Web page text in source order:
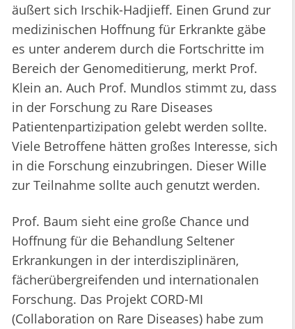
äußert sich Irschik-Hadjieff. Einen Grund zur
medizinischen Hoffnung für Erkrankte gäbe
es unter anderem durch die Fortschritte im
Bereich der Genomeditierung, merkt Prof.
Klein an. Auch Prof. Mundlos stimmt zu, dass
in der Forschung zu Rare Diseases
Patientenpartizipation gelebt werden sollte.
Viele Betroffene hätten großes Interesse, sich
in die Forschung einzubringen. Dieser Wille
zur Teilnahme sollte auch genutzt werden.
Prof. Baum sieht eine große Chance und
Hoffnung für die Behandlung Seltener
Erkrankungen in der interdisziplinären,
fächerübergreifenden und internationalen
Forschung. Das Projekt CORD-MI
(Collaboration on Rare Diseases) habe zum